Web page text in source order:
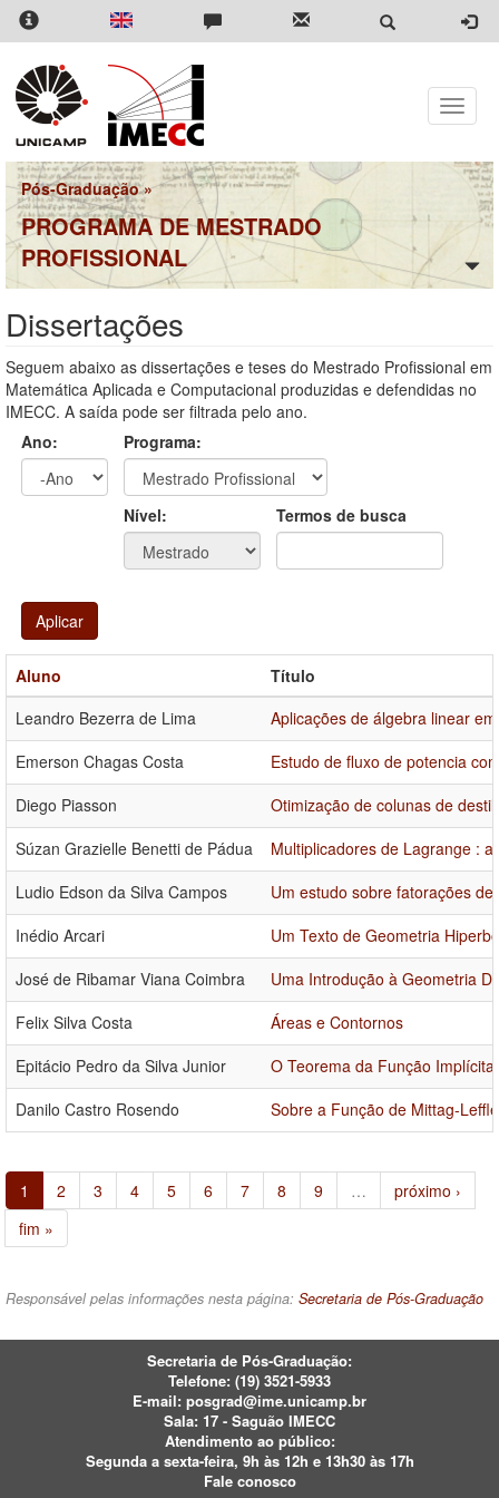
Pular
para
conteúdo
principal
Toggle
Pós-Graduação»
PROGRAMA DE MESTRADO
PROFISSIONAL
Dissertações
Seguem abaixo as dissertações e teses do Mestrado Profissional em
Matemática Aplicada e Computacional produzidas e defendidas no
IMECC. A saída pode ser filtrada pelo ano.
Ano:
Programa:
Nível: Termos de busca
Aplicar
Aluno
Título
Leandro Bezerra de Lima
Aplicações de álgebra linear
Emerson Chagas Costa
Estudo de fluxo de potencia
Diego Piasson
Otimização de colunas de
Súzan Grazielle Benetti de Pádua
Multiplicadores de Lagrange :
Ludio Edson da Silva Campos
Um estudo sobre fatorações
Inédio Arcari
Um Texto de Geometria
José de Ribamar Viana Coimbra
Uma Introdução à Geometria
Felix Silva Costa
Áreas e Contornos
Epitácio Pedro da Silva Junior
O Teorema da Função
Danilo Castro Rosendo
Sobre a Função de Mittag-
1 2 3 4 5 6 7 8 9 …
próximo ›
fim »
Responsável pelas informações nesta página: Secretaria de Pós-Graduação
Secretaria de Pós-Graduação:
Telefone: (19) 3521-5933
E-mail: posgrad@ime.unicamp.br
Sala: 17 - Saguão IMECC
Atendimento ao público:
Segunda a sexta-feira, 9h às 12h e 13h30 às 17h
Fale conosco